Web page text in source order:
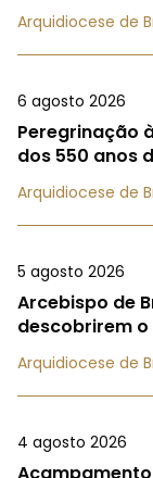
Arquidiocese de
6 agosto 2026
Peregrinação
dos 550 anos
Arquidiocese de
5 agosto 2026
Arcebispo de
descobrirem o
Arquidiocese de
4 agosto 2026